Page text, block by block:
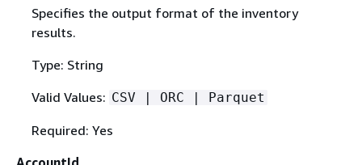
Specifies the output format of the inventory
results.
Type: String
Valid Values: CSV | ORC | Parquet
Required: Yes